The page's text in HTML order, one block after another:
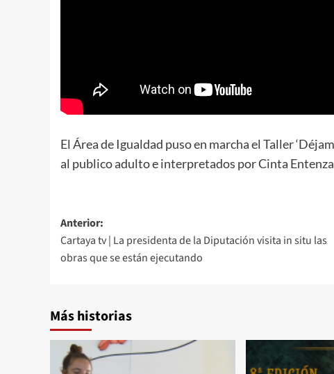
El Área de Igualdad puso en marcha el Taller
al publico adulto e interpretados por Cinta Entenza
Anterior:
Cartaya tv | La presidenta de la Diputación visita in situ las
obras que se están ejecutando
Más historias